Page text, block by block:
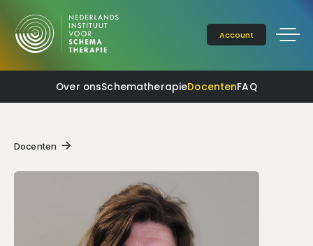
Account
Over onsSchematherapieDocentenFAQ
Docenten